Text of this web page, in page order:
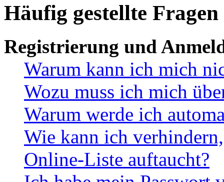
Häufig gestellte Fragen
Registrierung und
Warum kann ich mich
Wozu muss ich mich
Warum werde ich
Wie kann ich
Online-Liste auftaucht?